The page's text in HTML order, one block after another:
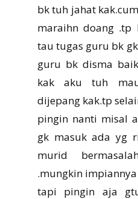
bk tuh jahat
maraihn doang .tp
tau tugas guru bk
guru bk disma
kak aku tuh
dijepang kak.tp
pingin nanti misal
gk masuk ada yg
murid
.mungkin
tapi pingin aja